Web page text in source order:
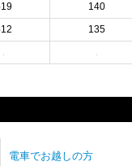
140
135
電車でお越しの方